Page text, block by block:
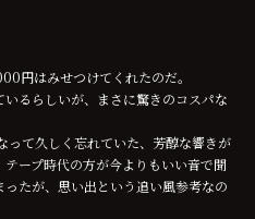
円はみせつけてくれたのだ。
るらしいが、まさに驚きのコスパな
て久しく忘れていた、芳醇な響きが
ープ時代の方が今よりもいい音で聞
たが、思い出という追い風参考なの